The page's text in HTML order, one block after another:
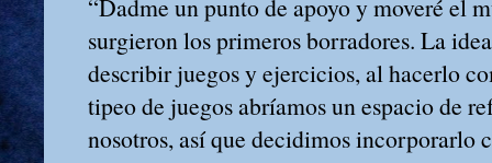
“Dadme un punto de apoyo y moveré el
surgieron los primeros borradores. La
describir juegos y ejercicios, al hacerlo
tipeo de juegos abríamos un espacio de
nosotros, así que decidimos incorporarlo